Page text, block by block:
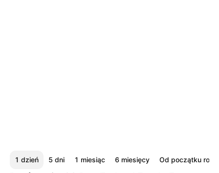
1 dzień 5 dni 1 miesiąc 6 miesięcy Od początku roku